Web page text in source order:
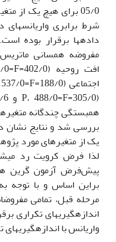
05/0 برای هیچ یک از
شرط برابری
داده‏ها برقرار بوده
مفروضه همسانی ماتریس
همبستگی چندگانه
بررسی شد و نتایج نشان
لذا فرض کرویت رد
پیش‌فرض آزمون گرین
براین اساس و با توجه
مرحله قبل، تمامی
اندازه‏گیری‏های تکراری
واریانس با